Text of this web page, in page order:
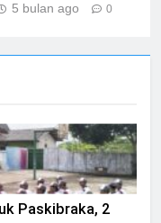
Paskibraka, 2
5 bulan ago 0